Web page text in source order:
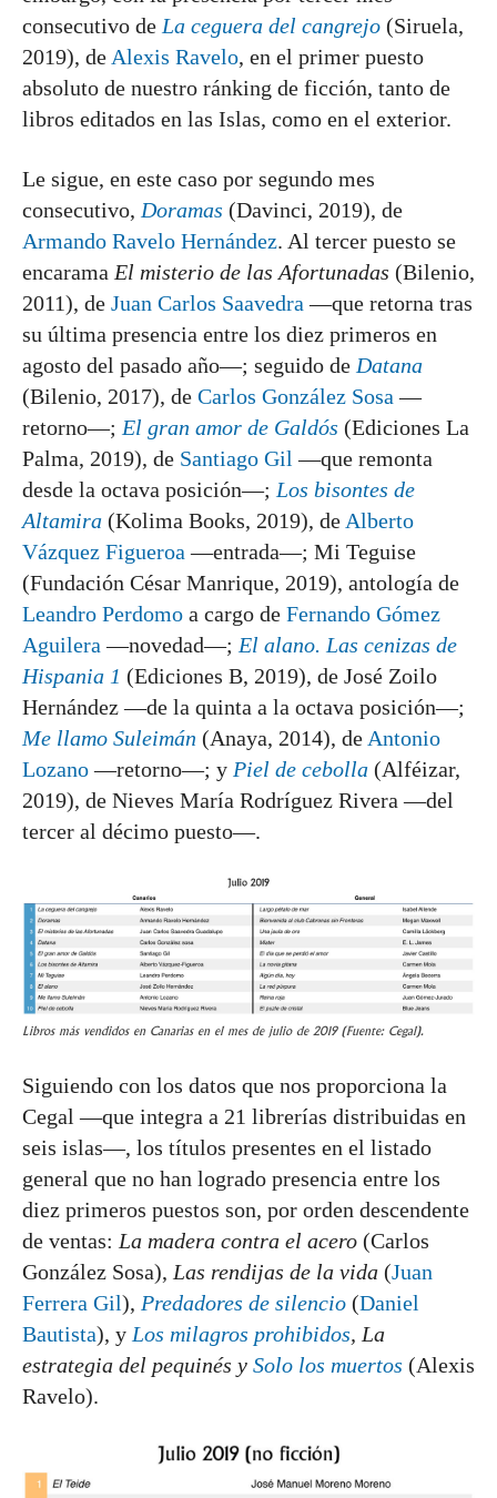
consecutivo de La ceguera del cangrejo (Siruela,
2019), de Alexis Ravelo, en el primer puesto
absoluto de nuestro ránking de ficción, tanto de
libros editados en las Islas, como en el exterior.
Le sigue, en este caso por segundo mes
consecutivo, Doramas (Davinci, 2019), de
Armando Ravelo Hernández. Al tercer puesto se
encarama El misterio de las Afortunadas (Bilenio,
2011), de Juan Carlos Saavedra —que retorna tras
su última presencia entre los diez primeros en
agosto del pasado año—; seguido de Datana
(Bilenio, 2017), de Carlos González Sosa —
retorno—; El gran amor de Galdós (Ediciones La
Palma, 2019), de Santiago Gil —que remonta
desde la octava posición—; Los bisontes de
Altamira (Kolima Books, 2019), de Alberto
Vázquez Figueroa —entrada—; Mi Teguise
(Fundación César Manrique, 2019), antología de
Leandro Perdomo a cargo de Fernando Gómez
Aguilera —novedad—; El alano. Las cenizas de
Hispania 1 (Ediciones B, 2019), de José Zoilo
Hernández —de la quinta a la octava posición—;
Me llamo Suleimán (Anaya, 2014), de Antonio
Lozano—retorno—; y Piel de cebolla (Alféizar,
2019), de Nieves María Rodríguez Rivera —del
tercer al décimo puesto—.
Libros más vendidos en Canarias en el mes de julio de 2019 (Fuente: Cegal).
Siguiendo con los datos que nos proporciona la
Cegal —que integra a 21 librerías distribuidas en
seis islas—, los títulos presentes en el listado
general que no han logrado presencia entre los
diez primeros puestos son, por orden descendente
de ventas: La madera contra el acero (Carlos
González Sosa), Las rendijas de la vida (Juan
Ferrera Gil), Predadores de silencio (Daniel
Bautista), y Los milagros prohibidos, La
estrategia del pequinés y Solo los muertos (Alexis
Ravelo).